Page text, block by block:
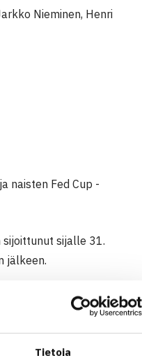
Tietoja
Nieminen, Henri
naisten Fed Cup -
sijoittunut sijalle 31.
jälkeen.
kierroksella Slovenialle 2-